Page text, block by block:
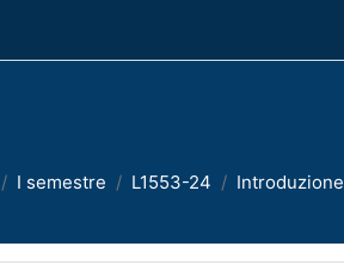
I semestre L1553-24 Introduzione